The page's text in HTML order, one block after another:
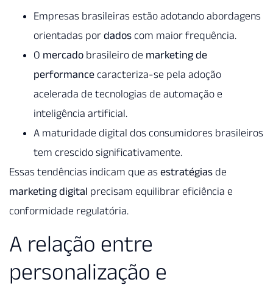
Empresas brasileiras estão adotando abordagens
orientadas por dados com maior frequência.
O mercado brasileiro de marketing de
performance caracteriza-se pela adoção
acelerada de tecnologias de automação e
inteligência artificial.
A maturidade digital dos consumidores brasileiros
tem crescido significativamente.
Essas tendências indicam que as estratégias de
marketing digital precisam equilibrar eficiência e
conformidade regulatória.
A relação entre
personalização e